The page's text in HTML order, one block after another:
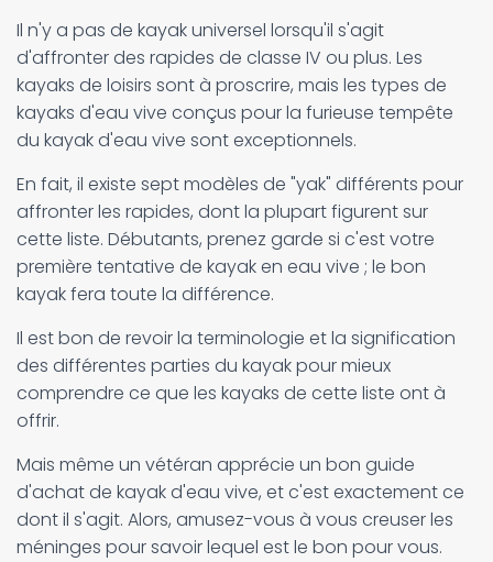
Il n'y a pas de kayak universel lorsqu'il s'agit
d'affronter des rapides de classe IV ou plus. Les
kayaks de loisirs sont à proscrire, mais les types de
kayaks d'eau vive conçus pour la furieuse tempête
du kayak d'eau vive sont exceptionnels.
En fait, il existe sept modèles de "yak" différents pour
affronter les rapides, dont la plupart figurent sur
cette liste. Débutants, prenez garde si c'est votre
première tentative de kayak en eau vive ; le bon
kayak fera toute la différence.
Il est bon de revoir la terminologie et la signification
des différentes parties du kayak pour mieux
comprendre ce que les kayaks de cette liste ont à
offrir.
Mais même un vétéran apprécie un bon guide
d'achat de kayak d'eau vive, et c'est exactement ce
dont il s'agit. Alors, amusez-vous à vous creuser les
méninges pour savoir lequel est le bon pour vous.